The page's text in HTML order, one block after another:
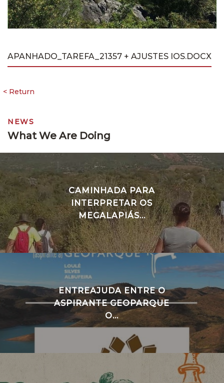
APANHADO_TAREFA_21357 + AJUSTES IOS.DOCX
NEWS
What We Are Doing
CAMINHADA PARA
INTERPRETAR OS
MEGALAPIÁS...
ENTREAJUDA ENTRE O
ASPIRANTE GEOPARQUE
O...